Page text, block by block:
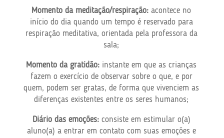
Momento da meditação/respiração:acontece no
início do dia quando um tempo é reservado para
respiração meditativa, orientada pela professora da
sala;
Momento da gratidão: instante em que as crianças
fazem o exercício de observar sobre o que, e por
quem, podem ser gratas, de forma que vivenciem as
diferenças existentes entre os seres humanos;
Diário das emoções: consiste em estimular o(a)
aluno(a) a entrar em contato com suas emoções e